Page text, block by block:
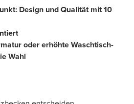
Design und Qualität mit 10
oder erhöhte Waschtisch-
Wahl